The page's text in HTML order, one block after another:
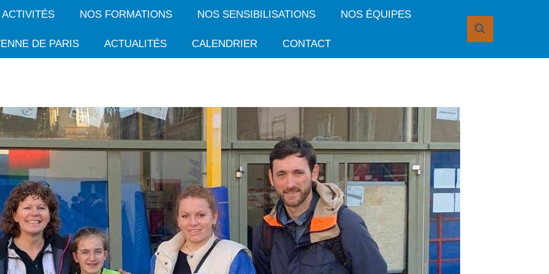
ACTIVITÉS NOS FORMATIONS NOS SENSIBILISATIONS NOS ÉQUIPES
DE PARIS ACTUALITÉS CALENDRIER CONTACT